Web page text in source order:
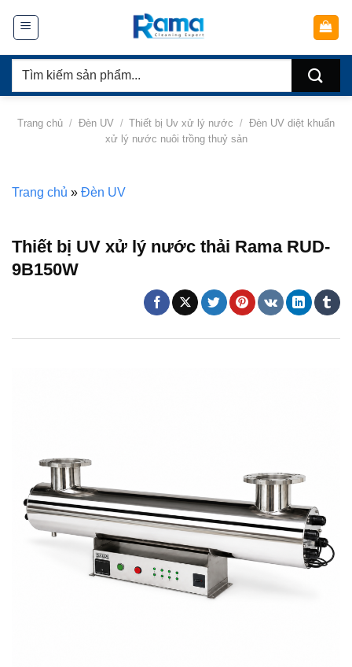
dung
Tìm
Trang chủ / Đèn UV / Thiết bị Uv xử lý nước / Đèn UV diệt khuẩn
xử lý nước nuôi trồng thuỷ sản
Trang chủ » Đèn UV
Thiết bị UV xử lý nước thải Rama RUD-
9B150W